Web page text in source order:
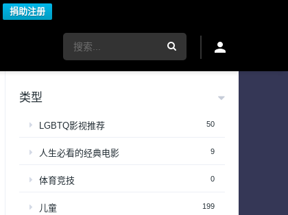
捐助注册
类型
LGBTQ影视推荐 50
人生必看的经典电影 9
体育竞技 0
儿童 199